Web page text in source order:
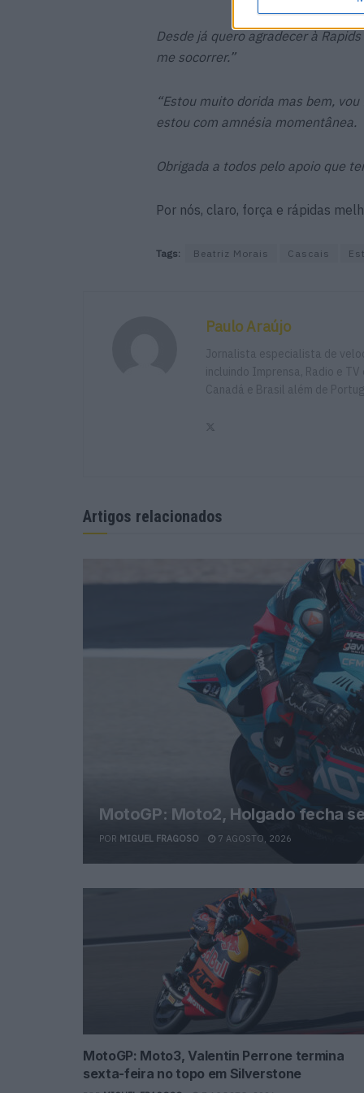
Desde já quero agradecer à
me socorrer.”
“Estou muito dorida mas bem,
estou com amnésia momentânea.
Obrigada a todos pelo apoio que
Por nós, claro, força e rápidas
Tags: Beatriz Morais Cascais
Paulo Araújo
Jornalista especialista de
incluindo Imprensa, Radio e
Canadá e Brasil além de
Artigos relacionados
MotoGP: Moto2, Holgado fecha
POR MIGUEL FRAGOSO 7 AGOSTO, 2026
MotoGP: Moto3, Valentin Perrone termina
sexta-feira no topo em Silverstone